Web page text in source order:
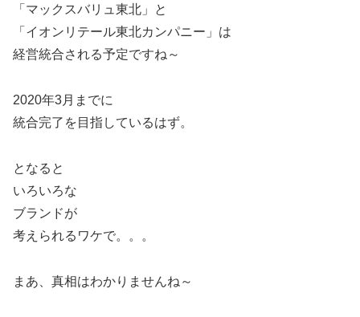
「マックスバリュ東北」と
「イオンリテール東北カンパニー」は
経営統合される予定ですね～
2020年3月までに
統合完了を目指しているはず。
となると
いろいろな
ブランドが
考えられるワケで。。。
まあ、真相はわかりませんね～